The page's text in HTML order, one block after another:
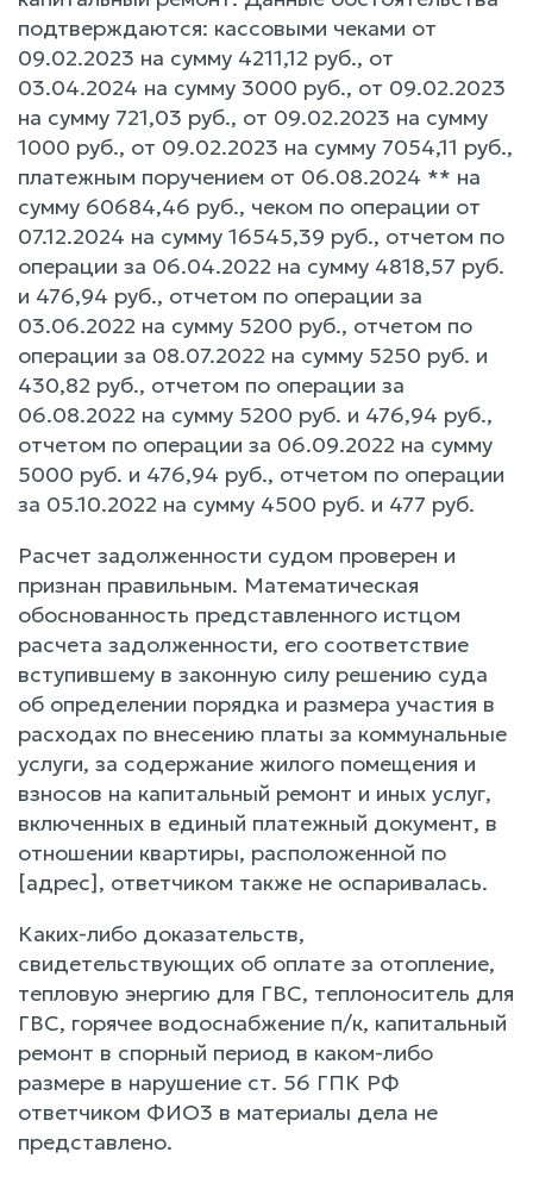
подтверждаются: кассовыми чеками от
09.02.2023 на сумму 4211,12 руб., от
03.04.2024 на сумму 3000 руб., от 09.02.2023
на сумму 721,03 руб., от 09.02.2023 на сумму
1000 руб., от 09.02.2023 на сумму 7054,11 руб.,
платежным поручением от 06.08.2024 ** на
сумму 60684,46 руб., чеком по операции от
07.12.2024 на сумму 16545,39 руб., отчетом по
операции за 06.04.2022 на сумму 4818,57 руб.
и 476,94 руб., отчетом по операции за
03.06.2022 на сумму 5200 руб., отчетом по
операции за 08.07.2022 на сумму 5250 руб. и
430,82 руб., отчетом по операции за
06.08.2022 на сумму 5200 руб. и 476,94 руб.,
отчетом по операции за 06.09.2022 на сумму
5000 руб. и 476,94 руб., отчетом по операции
за 05.10.2022 на сумму 4500 руб. и 477 руб.
Расчет задолженности судом проверен и
признан правильным. Математическая
обоснованность представленного истцом
расчета задолженности, его соответствие
вступившему в законную силу решению суда
об определении порядка и размера участия в
расходах по внесению платы за коммунальные
услуги, за содержание жилого помещения и
взносов на капитальный ремонт и иных услуг,
включенных в единый платежный документ, в
отношении квартиры, расположенной по
[адрес], ответчиком также не оспаривалась.
Каких-либо доказательств,
свидетельствующих об оплате за отопление,
тепловую энергию для ГВС, теплоноситель для
ГВС, горячее водоснабжение п/к, капитальный
ремонт в спорный период в каком-либо
размере в нарушение ст. 56 ГПК РФ
ответчиком ФИО3 в материалы дела не
представлено.